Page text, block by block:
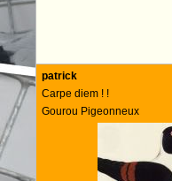
patrick
Carpe diem ! !
Gourou Pigeonneux